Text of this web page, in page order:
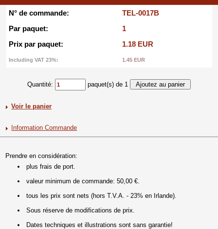
N° de commande:
TEL-0017B
Par paquet:
1
Prix par paquet:
1.18 EUR
Including VAT 23%: 1.45 EUR
Quantité: paquet(s) de 1
Voir le panier
Information Commande
Prendre en considération:
plus frais de port.
valeur minimum de commande: 50,00 €.
tous les prix sont nets (hors T.V.A. - 23% en Irlande).
Sous réserve de modifications de prix.
Dates techniques et illustrations sont sans garantie!